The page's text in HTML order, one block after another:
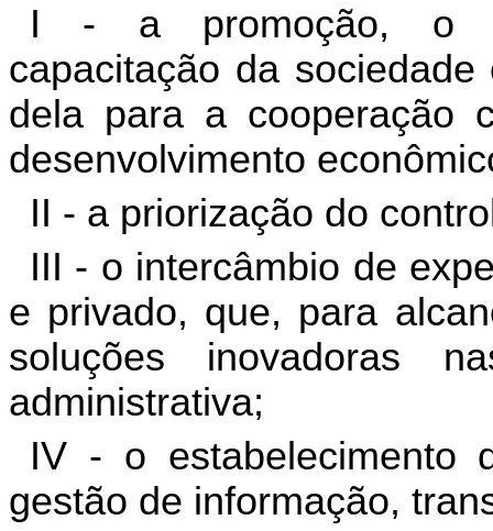
I - a promoção, o
capacitação da
dela para a cooperação
desenvolvimento
II - a priorização do
III - o intercâmbio de
e privado, que, para
soluções inovadoras
administrativa;
IV - o estabelecimento
gestão de informação,